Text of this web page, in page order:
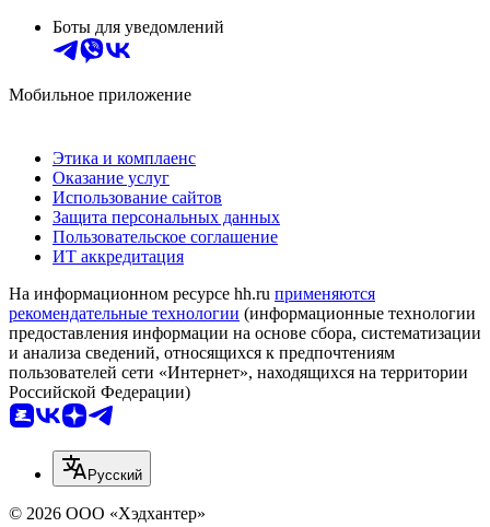
Боты для уведомлений
Мобильное приложение
Этика и комплаенс
Оказание услуг
Использование сайтов
Защита персональных данных
Пользовательское соглашение
ИТ аккредитация
На информационном ресурсе hh.ru применяются
рекомендательные технологии (информационные технологии
предоставления информации на основе сбора, систематизации
и анализа сведений, относящихся к предпочтениям
пользователей сети «Интернет», находящихся на территории
Российской Федерации)
Русский
© 2026 ООО «Хэдхантер»